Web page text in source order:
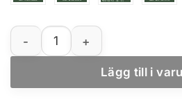
Julbestickset med tomte och
Lägg till i